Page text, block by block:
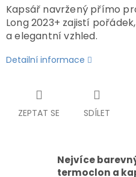
Kapsář navržený přímo
Long 2023+ zajistí
a elegantní vzhled.
Detailní informace
ZEPTAT SE SDÍLET
Nejvíce
termoclon a